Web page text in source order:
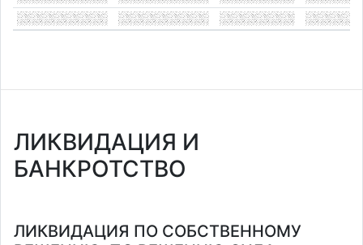
ЛИКВИДАЦИЯ И
БАНКРОТСТВО
ЛИКВИДАЦИЯ ПО СОБСТВЕННОМУ